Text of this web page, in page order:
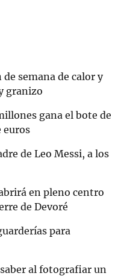
semana de calor y
granizo
gana el bote de
euros
de Leo Messi, a los
en pleno centro
de Devoré
para
al fotografiar un